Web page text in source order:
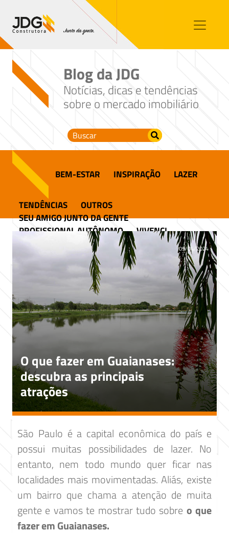
Contato
Sobre nós
Blog
Blog da JDG
Notícias, dicas e tendências
sobre o mercado imobiliário
BEM-ESTAR INSPIRAÇÃO LAZER
TENDÊNCIAS
OUTROS
SEU AMIGO JUNTO DA GENTE
PROFISSIONAL AUTÔNOMO
VIVENCI
O que fazer em Guaianases:
descubra as principais
atrações
09/04/2024
São Paulo é a capital econômica do país e
possui muitas possibilidades de lazer. No
entanto, nem todo mundo quer ficar nas
localidades mais movimentadas. Aliás, existe
um bairro que chama a atenção de muita
gente e vamos te mostrar tudo sobre o que
fazer em Guaianases.